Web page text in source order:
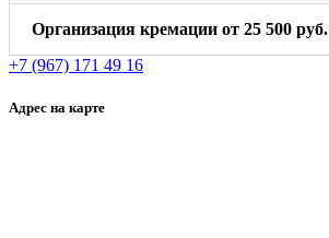
Организация кремации от 25 500 руб.
+7 (967) 171 49 16
Адрес на карте